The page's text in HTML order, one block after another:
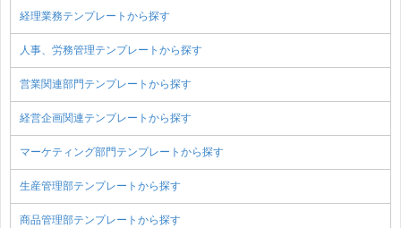
経理業務テンプレートから探す
人事、労務管理テンプレートから探す
営業関連部門テンプレートから探す
経営企画関連テンプレートから探す
マーケティング部門テンプレートから探す
生産管理部テンプレートから探す
商品管理部テンプレートから探す